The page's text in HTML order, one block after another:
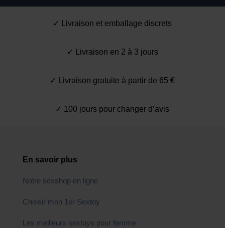
✓ Livraison et emballage discrets
✓ Livraison en 2 à 3 jours
✓ Livraison gratuite à partir de 65 €
✓ 100 jours pour changer d’avis
En savoir plus
Notre sexshop en ligne
Choisir mon 1er Sextoy
Les meilleurs sextoys pour femme